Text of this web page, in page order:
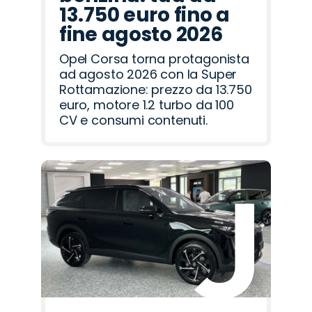
13.750 euro fino a
fine agosto 2026
Opel Corsa torna protagonista
ad agosto 2026 con la Super
Rottamazione: prezzo da 13.750
euro, motore 1.2 turbo da 100
CV e consumi contenuti.